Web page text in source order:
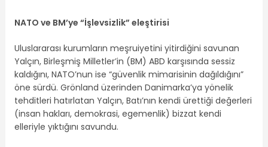
NATO ve BM’ye “İşlevsizlik” eleştirisi
Uluslararası kurumların meşruiyetini yitirdiğini savunan
Yalçın, Birleşmiş Milletler’in (BM) ABD karşısında sessiz
kaldığını, NATO’nun ise “güvenlik mimarisinin dağıldığını”
öne sürdü. Grönland üzerinden Danimarka’ya yönelik
tehditleri hatırlatan Yalçın, Batı’nın kendi ürettiği değerleri
(insan hakları, demokrasi, egemenlik) bizzat kendi
elleriyle yıktığını savundu.